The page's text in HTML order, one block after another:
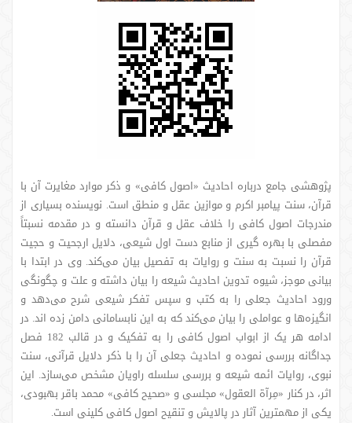
پژوهشی جامع درباره احادیث «اصول کافی» و ذکر موارد مغایرت آن با
قرآن، سنت پیامبر اکرم و موازین عقل و منطق است. نویسنده بسیاری از
مندرجات اصول کافی را خلاف عقل و قرآن دانسته و در مقدمه نسبتاً
مفصلی با بهره گیری از منابع دست اول شیعی، دلایل ارجحیت و حجیت
قرآن را نسبت به سنت و روایات به تفصیل بیان می‌کند. وی در ابتدا با
بیانی موجز، شیوه تدوین احادیث شیعه را بیان داشته و علت و چگونگی
ورود احادیث جعلی را به کتب و سپس تفکر شیعی شرح می‌دهد و
انگیزه‌ها و عواملی را بیان می‌کند که به این نابسامانی دامن زده اند. در
ادامه هر یک از ابواب اصول کافی را به تفکیک و در قالب 182 فصل
جداگانه بررسی نموده و احادیث جعلی آن را با ذکر دلایل قرآنی، سنت
نبوی، روایات ائمه شیعه و بررسی سلسله راویان مشخص می‌سازد. این
اثر، در کنار «مِرآة العقول» مجلسی و «صحیح کافی» محمد باقر بهبودی،
یکی از مهمترین آثار در پالایش و تنقیح اصول کافی کلینی است.